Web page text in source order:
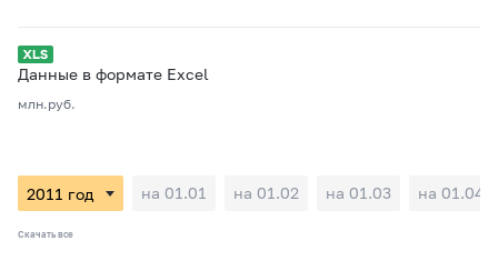
Данные в формате Excel
млн.руб.
на 01.01 на 01.02 на 01.03 на 01.04
Скачать все